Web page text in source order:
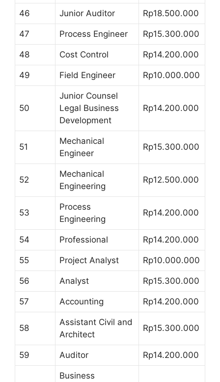
46 Junior Auditor Rp18.500.000
47 Process Engineer Rp15.300.000
48 Cost Control Rp14.200.000
49 Field Engineer Rp10.000.000
50
Junior Counsel
Legal Business
Development
Rp14.200.000
51
Mechanical
Engineer
Rp15.300.000
52
Mechanical
Engineering
Rp12.500.000
53
Process
Engineering
Rp14.200.000
54 Professional Rp14.200.000
55 Project Analyst Rp10.000.000
56 Analyst Rp15.300.000
57 Accounting Rp14.200.000
58
Assistant Civil and
Architect
Rp15.300.000
59 Auditor Rp14.200.000
Business